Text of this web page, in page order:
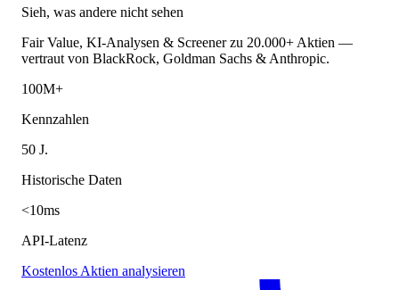
Sieh, was andere nicht sehen
Fair Value, KI-Analysen & Screener zu 20.000+ Aktien —
vertraut von BlackRock, Goldman Sachs & Anthropic.
100M+
Kennzahlen
50 J.
Historische Daten
<10ms
API-Latenz
Kostenlos Aktien analysieren